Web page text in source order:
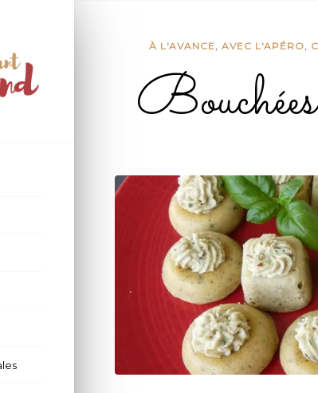
À L'AVANCE, AVEC L'APÉRO,